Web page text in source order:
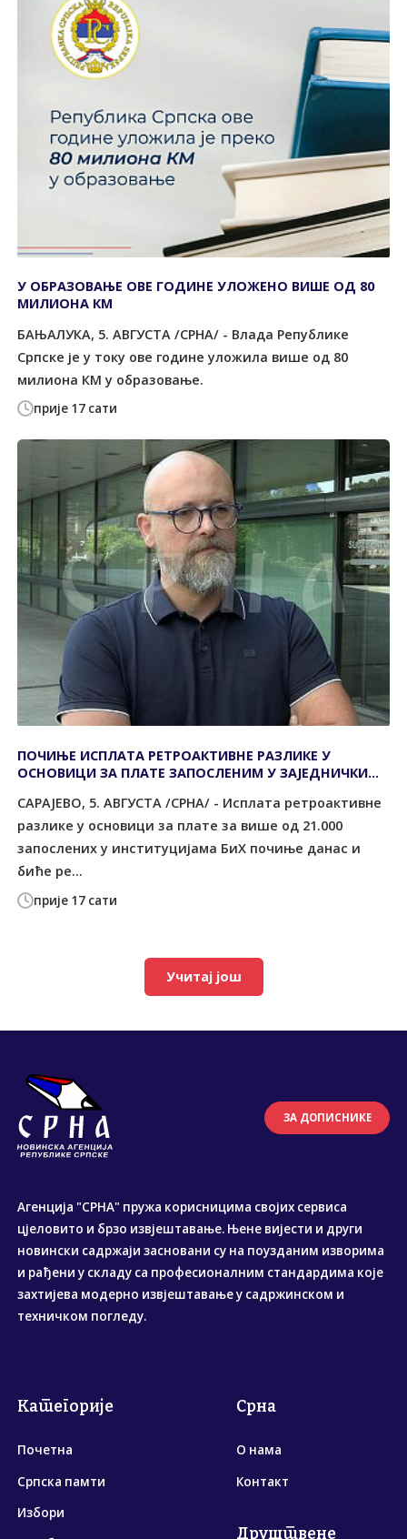
прије 17 сати
У ОБРАЗОВАЊЕ ОВЕ ГОДИНЕ УЛОЖЕНО ВИШЕ ОД 80
МИЛИОНА КМ
БАЊАЛУКА, 5. АВГУСТА /СРНА/ - Влада Републике
Српске је у току ове године уложила више од 80
милиона КМ у образовање.
прије 17 сати
ПОЧИЊЕ ИСПЛАТА РЕТРОАКТИВНЕ РАЗЛИКЕ У
ОСНОВИЦИ ЗА ПЛАТЕ ЗАПОСЛЕНИМ У ЗАЈЕДНИЧКИМ
САРАЈЕВО, 5. АВГУСТА /СРНА/ - Исплата ретроактивне
разлике у основици за плате за више од 21.000
запослених у институцијама БиХ почиње данас и
биће ре...
Учитај још
ЗА ДОПИСНИКЕ
Агенција "СРНА" пружа корисницима својих сервиса
цјеловито и брзо извјештавање. Њене вијести и други
новински садржаји засновани су на поузданим изворима
и рађени у складу са професионалним стандардима које
захтијева модерно извјештавање у садржинском и
техничком погледу.
Категорије
Почетна
Српска памти
Избори
Срна
О нама
Контакт
Друштвене